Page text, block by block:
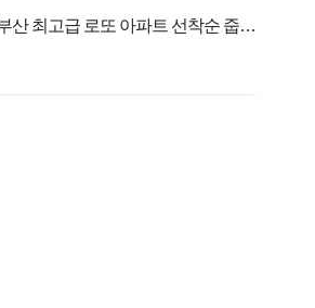
산 최고급 로또 아파트 선착순 줍줍